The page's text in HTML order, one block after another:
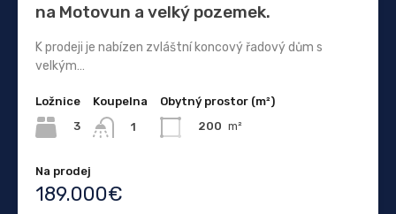
na Motovun a velký pozemek.
K prodeji je nabízen zvláštní koncový řadový dům s
velkým…
Ložnice
3
Koupelna
1
Obytný prostor (m²)
200 m²
Na prodej
189.000€